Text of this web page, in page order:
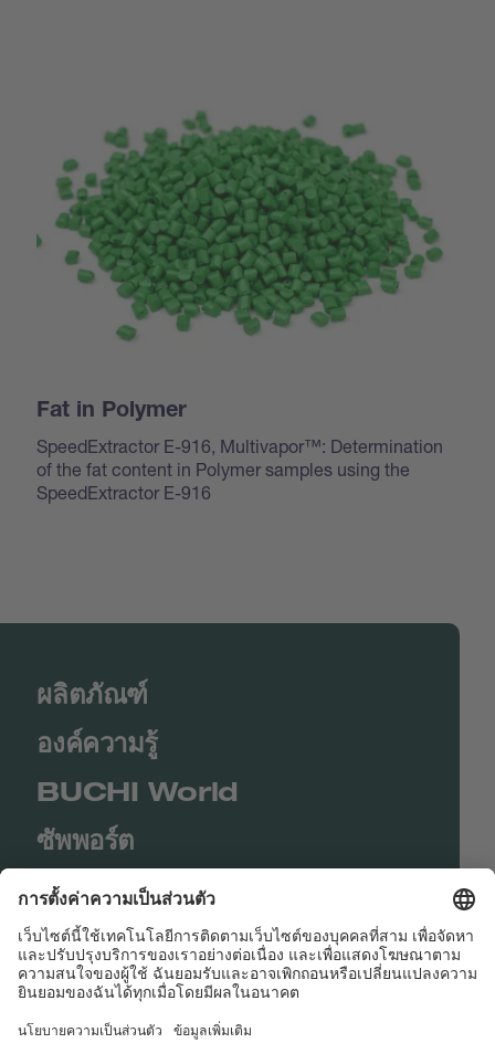
Fat in Polymer
SpeedExtractor E-916, Multivapor™: Determination
of the fat content in Polymer samples using the
SpeedExtractor E-916
ผลิตภัณฑ์
องค์ความรู้
BUCHI World
ซัพพอร์ต
Shop
Contact us